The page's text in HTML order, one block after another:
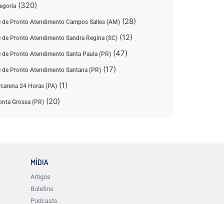
(320)
de Pronto Atendimento Campos Salles (AM)(28)
de Pronto Atendimento Sandra Regina (SC)(12)
de Pronto Atendimento Santa Paula (PR)(47)
de Pronto Atendimento Santana (PR)(17)
24 Horas (PA)(1)
Grossa (PR)(20)
MÍDIA
Artigos
Boletins
Podcasts